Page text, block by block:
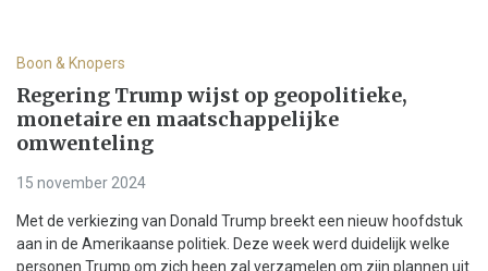
Boon & Knopers
Regering Trump wijst op geopolitieke,
monetaire en maatschappelijke
omwenteling
15 november 2024
Met de verkiezing van Donald Trump breekt een nieuw hoofdstuk
aan in de Amerikaanse politiek. Deze week werd duidelijk welke
personen Trump om zich heen zal verzamelen om zijn plannen uit